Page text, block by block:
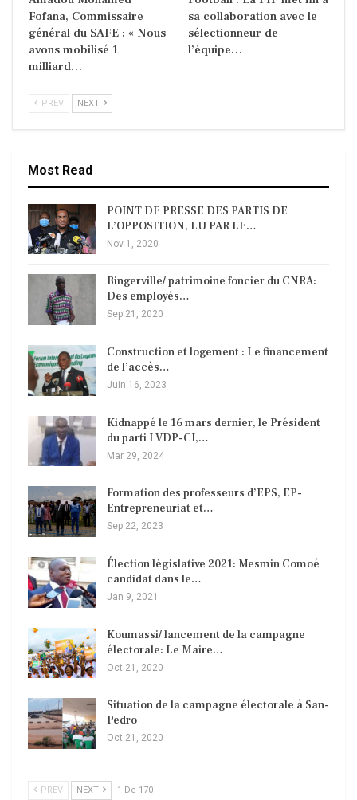
Fofana, Commissaire
général du SAFE : « Nous
avons mobilisé 1
milliard…
sa collaboration avec le
sélectionneur de
l’équipe…
PREV NEXT
Most Read
POINT DE PRESSE DES PARTIS DE
L’OPPOSITION, LU PAR LE…
Nov 1, 2020
Bingerville/ patrimoine foncier du CNRA:
Des employés…
Sep 21, 2020
Construction et logement : Le financement
de l’accès…
Juin 16, 2023
Kidnappé le 16 mars dernier, le Président
du parti LVDP-CI,…
Mar 29, 2024
Formation des professeurs d’EPS, EP-
Entrepreneuriat et…
Sep 22, 2023
Élection législative 2021: Mesmin Comoé
candidat dans le…
Jan 9, 2021
Koumassi/ lancement de la campagne
électorale: Le Maire…
Oct 21, 2020
Situation de la campagne électorale à San-
Pedro
Oct 21, 2020
PREV NEXT 1 De 170